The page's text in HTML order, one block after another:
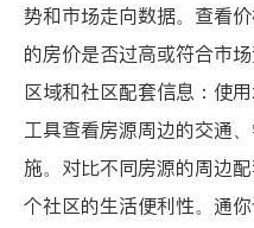
势和市场走向数据。查看
的房价是否过高或符合市场
区域和社区配套信息：使
工具查看房源周边的交通
施。对比不同房源的周边
个社区的生活便利性。通